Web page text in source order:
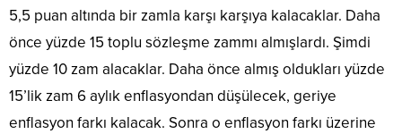
5,5 puan altında bir zamla karşı karşıya kalacaklar. Daha
önce yüzde 15 toplu sözleşme zammı almışlardı. Şimdi
yüzde 10 zam alacaklar. Daha önce almış oldukları yüzde
15’lik zam 6 aylık enflasyondan düşülecek, geriye
enflasyon farkı kalacak. Sonra o enflasyon farkı üzerine